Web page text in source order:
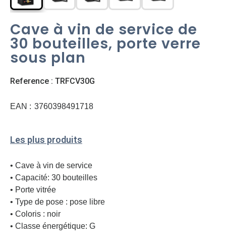
Cave à vin de service de
30 bouteilles, porte verre
sous plan
Reference : TRFCV30G
EAN : 3760398491718
Les plus produits
• Cave à vin de service
• Capacité: 30 bouteilles
• Porte vitrée
• Type de pose : pose libre
• Coloris : noir
• Classe énergétique: G